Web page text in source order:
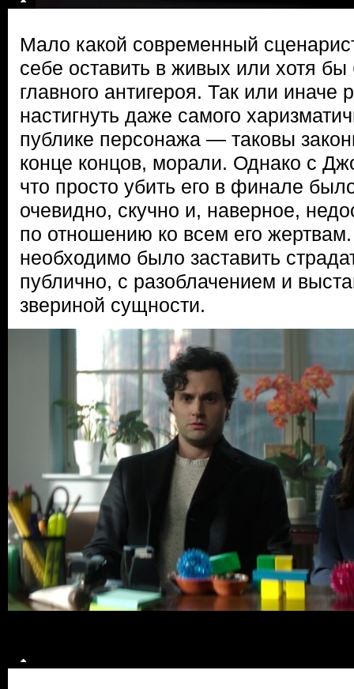
Мало какой современный
себе оставить в живых или хотя
главного антигероя. Так или иначе
настигнуть даже самого
публике персонажа — таковы
конце концов, морали. Однако с
что просто убить его в финале
очевидно, скучно и, наверное,
по отношению ко всем его
необходимо было заставить
публично, с разоблачением и
звериной сущности.